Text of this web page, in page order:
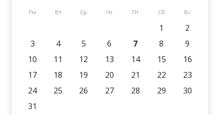
Пн Вт Ср Чт Пт Сб Вс
1
2
3
4 5 6 7 8
9
10
11 12 13 14 15
16
17
18 19 20 21 22
23
24
25 26 27 28 29
30
31